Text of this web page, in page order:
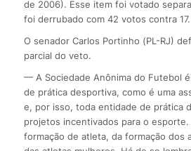
de 2006). Esse item foi votado
foi derrubado com 42 votos contra 17.
O senador Carlos Portinho (PL-RJ)
parcial do veto.
— A Sociedade Anônima do Futebol
de prática desportiva, como é uma
e, por isso, toda entidade de prática
projetos incentivados para o
formação de atleta, da formação dos